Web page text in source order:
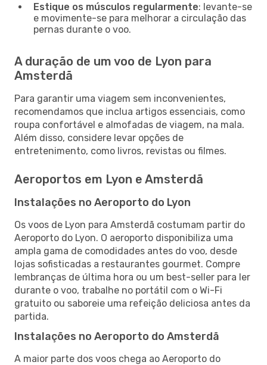
Estique os músculos regularmente: levante-se
e movimente-se para melhorar a circulação das
pernas durante o voo.
A duração de um voo de Lyon para
Amsterdã
Para garantir uma viagem sem inconvenientes,
recomendamos que inclua artigos essenciais, como
roupa confortável e almofadas de viagem, na mala.
Além disso, considere levar opções de
entretenimento, como livros, revistas ou filmes.
Aeroportos em Lyon e Amsterdã
Instalações no Aeroporto do Lyon
Os voos de Lyon para Amsterdã costumam partir do
Aeroporto do Lyon. O aeroporto disponibiliza uma
ampla gama de comodidades antes do voo, desde
lojas sofisticadas a restaurantes gourmet. Compre
lembranças de última hora ou um best-seller para ler
durante o voo, trabalhe no portátil com o Wi-Fi
gratuito ou saboreie uma refeição deliciosa antes da
partida.
Instalações no Aeroporto do Amsterdã
A maior parte dos voos chega ao Aeroporto do